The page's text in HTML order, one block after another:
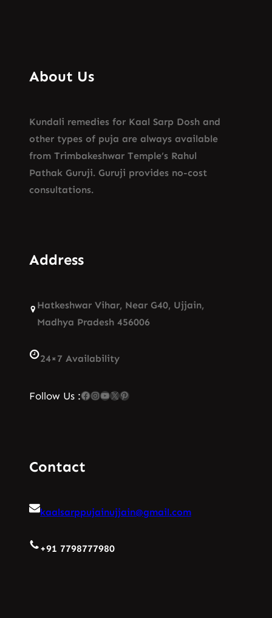
About Us
Kundali remedies for Kaal Sarp Dosh and
other types of puja are always available
from Trimbakeshwar Temple’s Rahul
Pathak Guruji. Guruji provides no-cost
consultations.
Address
Hatkeshwar Vihar, Near G40, Ujjain,
Madhya Pradesh 456006
24×7 Availability
Follow Us :Facebook InstagramYouTube X Pinterest
Contact
kaalsarppujainujjain@gmail.com
+91 7798777980